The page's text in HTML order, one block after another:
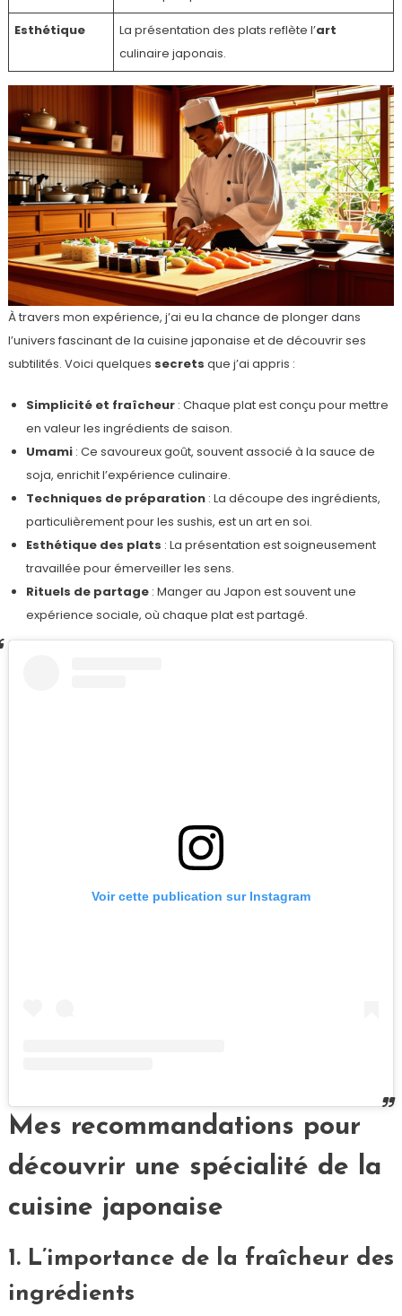
Esthétique La présentation des plats reflète l’art
culinaire japonais.
À travers mon expérience, j’ai eu la chance de plonger dans
l’univers fascinant de la cuisine japonaise et de découvrir ses
subtilités. Voici quelques secrets que j’ai appris :
Simplicité et fraîcheur: Chaque plat est conçu pour mettre
en valeur les ingrédients de saison.
Umami: Ce savoureux goût, souvent associé à la sauce de
soja, enrichit l’expérience culinaire.
Techniques de préparation: La découpe des ingrédients,
particulièrement pour les sushis, est un art en soi.
Esthétique des plats : La présentation est soigneusement
travaillée pour émerveiller les sens.
Rituels de partage: Manger au Japon est souvent une
expérience sociale, où chaque plat est partagé.
Voir cette publication sur Instagram
Mes recommandations pour
découvrir une spécialité de la
cuisine japonaise
1. L’importance de la fraîcheur des
ingrédients